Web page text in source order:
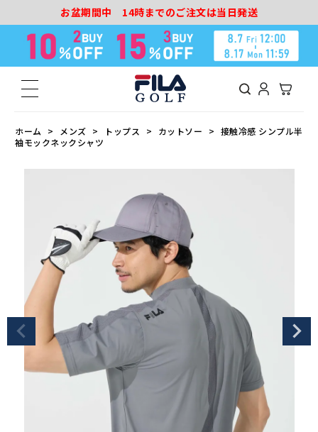
お盆期間中 14時までのご注文は当日発送
ホーム メンズ トップス カットソー
接触冷感 シンプル半
袖モックネックシャツ